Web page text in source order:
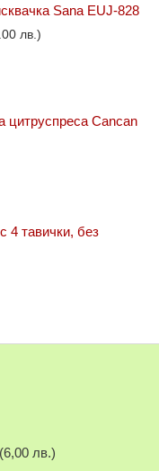
Sana EUJ-828
лв.)
цитруспреса Cancan
4 тавички, без
лв.)